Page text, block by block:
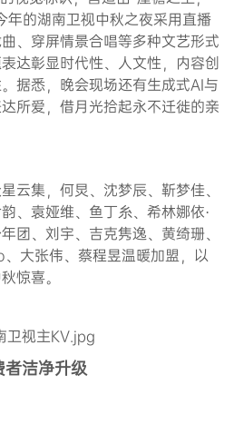
年的湖南卫视中秋之夜采用直播
、穿屏情景合唱等多种文艺形式
达彰显时代性、人文性，内容创
据悉，晚会现场还有生成式AI与
所爱，借月光拾起永不迁徙的亲
云集，何炅、沈梦辰、靳梦佳、
、袁娅维、鱼丁糸、希林娜依·
团、刘宇、吉克隽逸、黄绮珊、
大张伟、蔡程昱温暖加盟，以
惊喜。
者洁净升级